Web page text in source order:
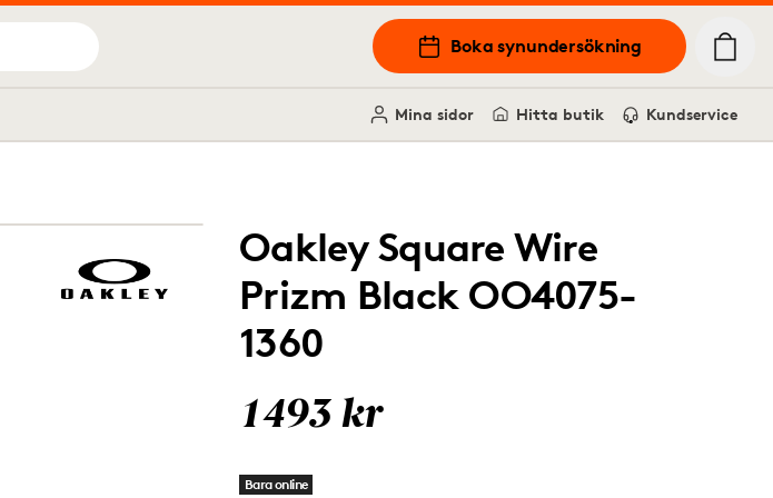
Boka synundersökning
Mina sidor Hitta butik Kundservice
Oakley Square Wire
Prizm Black OO4075-
1360
1493 kr
Bara online